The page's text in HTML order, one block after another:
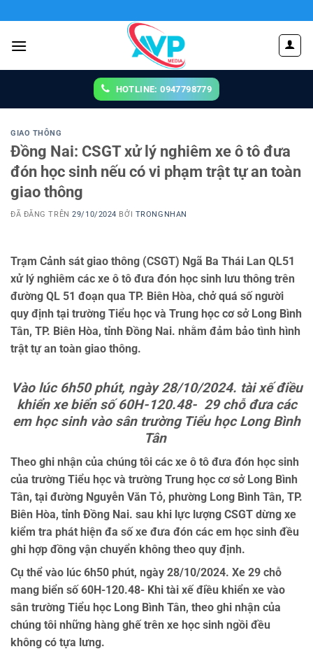
đến
nội
HOTLINE: 0947798779
GIAO THÔNG
Đồng Nai: CSGT xử lý nghiêm xe ô tô đưa
đón học sinh nếu có vi phạm trật tự an toàn
giao thông
ĐÃ ĐĂNG TRÊN29/10/2024 BỞI TRONGNHAN
Trạm Cảnh sát giao thông (CSGT) Ngã Ba Thái Lan QL51
xử lý nghiêm các xe ô tô đưa đón học sinh lưu thông trên
đường QL 51 đoạn qua TP. Biên Hòa, chở quá số người
quy định tại trường Tiểu học và Trung học cơ sở Long Bình
Tân, TP. Biên Hòa, tỉnh Đồng Nai. nhằm đảm bảo tình hình
trật tự an toàn giao thông.
Vào lúc 6h50 phút, ngày 28/10/2024. tài xế điều
khiển xe biển số 60H-120.48- 29 chỗ đưa các
em học sinh vào sân trường Tiểu học Long Bình
Tân
Theo ghi nhận của chúng tôi các xe ô tô đưa đón học sinh
của trường Tiểu học và trường Trung học cơ sở Long Bình
Tân, tại đường Nguyễn Văn Tỏ, phường Long Bình Tân, TP.
Biên Hòa, tỉnh Đồng Nai. sau khi lực lượng CSGT dừng xe
kiểm tra phát hiện đa số xe đưa đón các em học sinh đều
ghi hợp đồng vận chuyển không theo quy định.
Cụ thể vào lúc 6h50 phút, ngày 28/10/2024. Xe 29 chỗ
mang biển số 60H-120.48- Khi tài xế điều khiển xe vào
sân trường Tiểu học Long Bình Tân, theo ghi nhận của
chúng tôi những hàng ghế trên xe học sinh ngồi đều
không có tựa lưng.